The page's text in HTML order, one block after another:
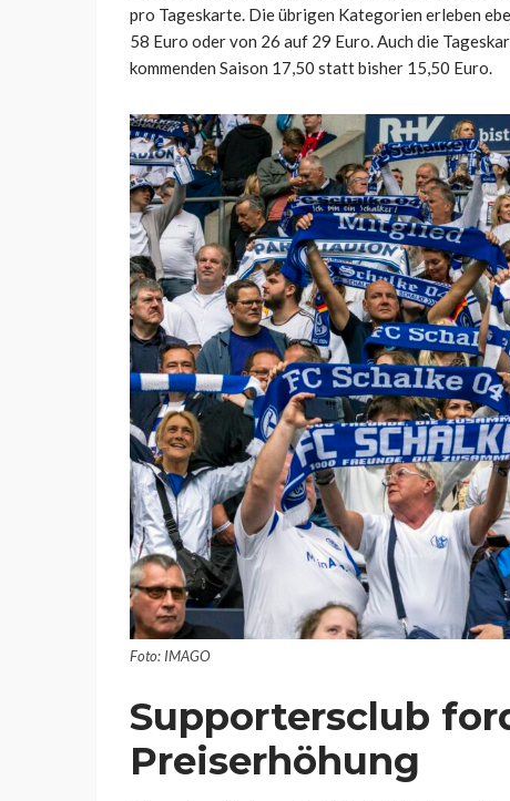
pro Tageskarte. Die übrigen Kategorien erleben
58 Euro oder von 26 auf 29 Euro. Auch die
kommenden Saison 17,50 statt bisher 15,50 Euro.
Foto: IMAGO
Supportersclub
Preiserhöhung